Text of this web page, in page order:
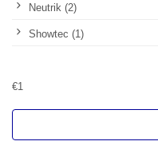
Neutrik (2)
Showtec (1)
€1